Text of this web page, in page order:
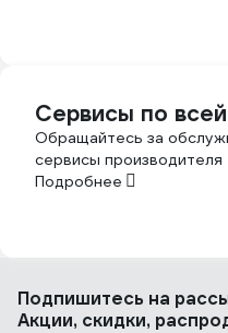
Сервисы по
Обращайтесь за
сервисы производителя
Подробнее
Подпишитесь на
Акции, скидки,